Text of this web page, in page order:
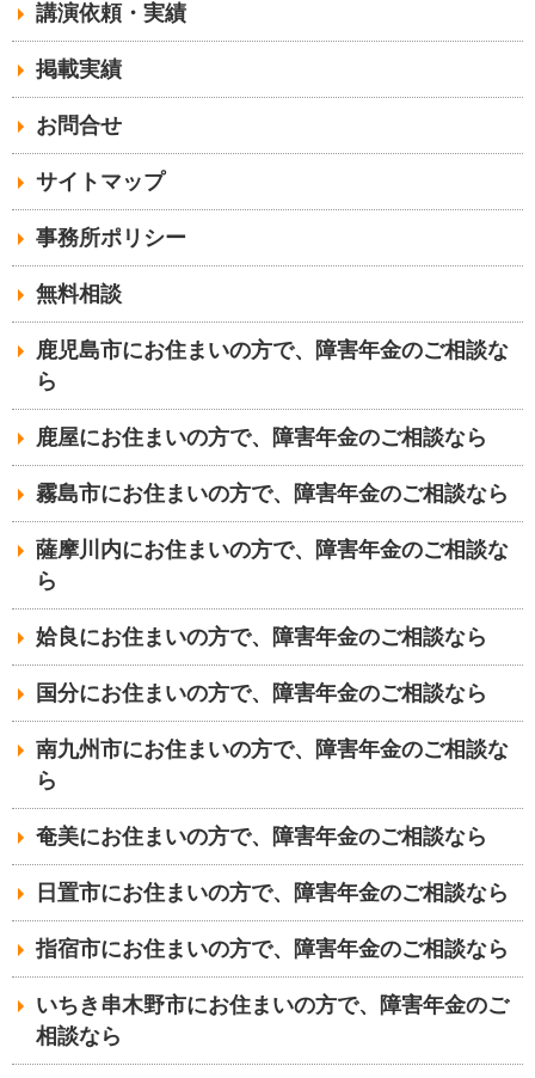
講演依頼・実績
掲載実績
お問合せ
サイトマップ
事務所ポリシー
無料相談
鹿児島市にお住まいの方で、障害年金のご相談な
ら
鹿屋にお住まいの方で、障害年金のご相談なら
霧島市にお住まいの方で、障害年金のご相談なら
薩摩川内にお住まいの方で、障害年金のご相談な
ら
姶良にお住まいの方で、障害年金のご相談なら
国分にお住まいの方で、障害年金のご相談なら
南九州市にお住まいの方で、障害年金のご相談な
ら
奄美にお住まいの方で、障害年金のご相談なら
日置市にお住まいの方で、障害年金のご相談なら
指宿市にお住まいの方で、障害年金のご相談なら
いちき串木野市にお住まいの方で、障害年金のご
相談なら